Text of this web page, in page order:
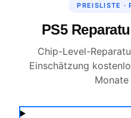
PREISLISTE ·
PS5
Chip-Level-
Einschätzung
Monate